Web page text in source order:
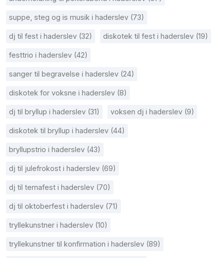
suppe, steg og is musik i haderslev (73)
dj til fest i haderslev (32) diskotek til fest i haderslev (19)
festtrio i haderslev (42)
sanger til begravelse i haderslev (24)
diskotek for voksne i haderslev (8)
dj til bryllup i haderslev (31) voksen dj i haderslev (9)
diskotek til bryllup i haderslev (44)
bryllupstrio i haderslev (43)
dj til julefrokost i haderslev (69)
dj til temafest i haderslev (70)
dj til oktoberfest i haderslev (71)
tryllekunstner i haderslev (10)
tryllekunstner til konfirmation i haderslev (89)